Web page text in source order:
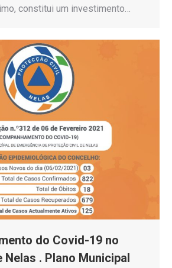
constitui um investimento…
do Covid-19 no
Nelas . Plano Municipal